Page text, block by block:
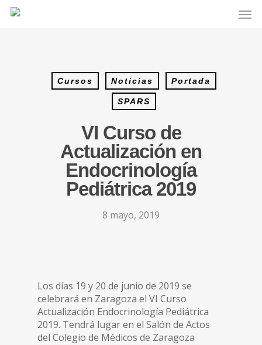
Cursos Noticias Portada
SPARS
VI Curso de
Actualización en
Endocrinología
Pediátrica 2019
8 mayo, 2019
Los días 19 y 20 de junio de 2019 se
celebrará en Zaragoza el VI Curso
Actualización Endocrinología Pediátrica
2019. Tendrá lugar en el Salón de Actos
del Colegio de Médicos de Zaragoza